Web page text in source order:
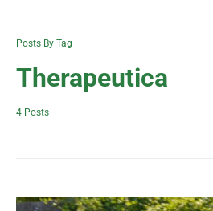
Posts By Tag
Therapeutica
4 Posts